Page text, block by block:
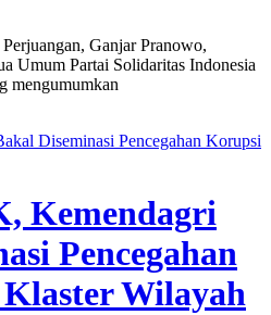
Ganjar Pranowo,
Umum Partai Solidaritas Indonesia
mengumumkan
Diseminasi Pencegahan Korupsi
Kemendagri
Pencegahan
Wilayah